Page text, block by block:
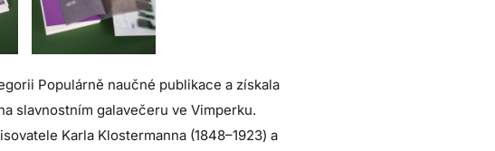
Populárně naučné publikace a získala
slavnostním galavečeru ve Vimperku.
Karla Klostermanna (1848–1923) a